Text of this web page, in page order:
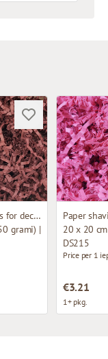
Paper shavings for decoration
grami) |
20 x 20
DS215
Price per 1
€3.21
1+ pkg.